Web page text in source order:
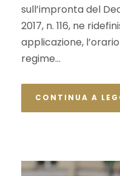
sull’impronta del
2017, n. 116, ne
applicazione,
regime...
CONTINUA A